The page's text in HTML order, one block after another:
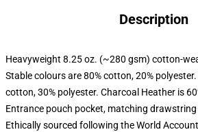
Description
Heavyweight 8.25 oz. (~280 gsm) cotton-
Stable colours are 80% cotton, 20%
cotton, 30% polyester. Charcoal Heather is
Entrance pouch pocket, matching
Ethically sourced following the World